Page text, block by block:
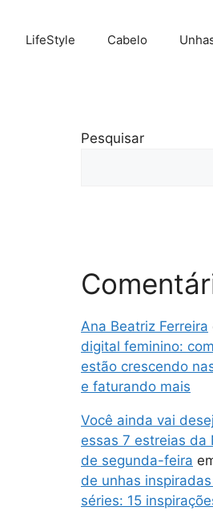
LifeStyle Cabelo
Pesquisar
Ana Beatriz Ferreira
digital feminino:
estão crescendo
e faturando mais
Você ainda vai
essas 7 estreias da
de segunda-feira
de unhas
séries: 15